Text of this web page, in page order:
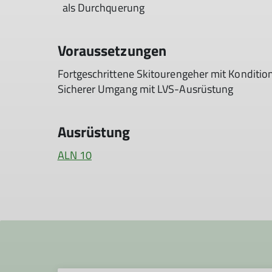
als Durchquerung
Voraussetzungen
Fortgeschrittene Skitourengeher mit
Sicherer Umgang mit LVS-Ausrüstung
Ausrüstung
ALN 10